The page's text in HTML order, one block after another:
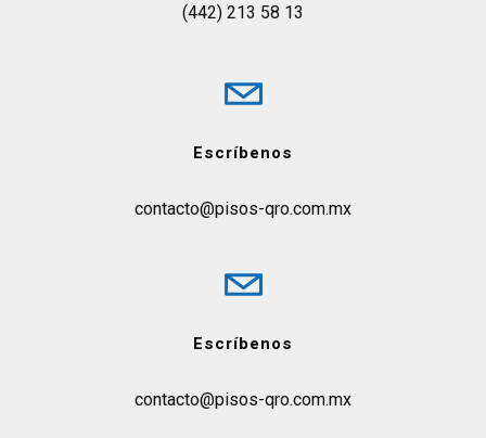
(442) 213 58 13
Escríbenos
contacto@pisos-qro.com.mx
Escríbenos
contacto@pisos-qro.com.mx